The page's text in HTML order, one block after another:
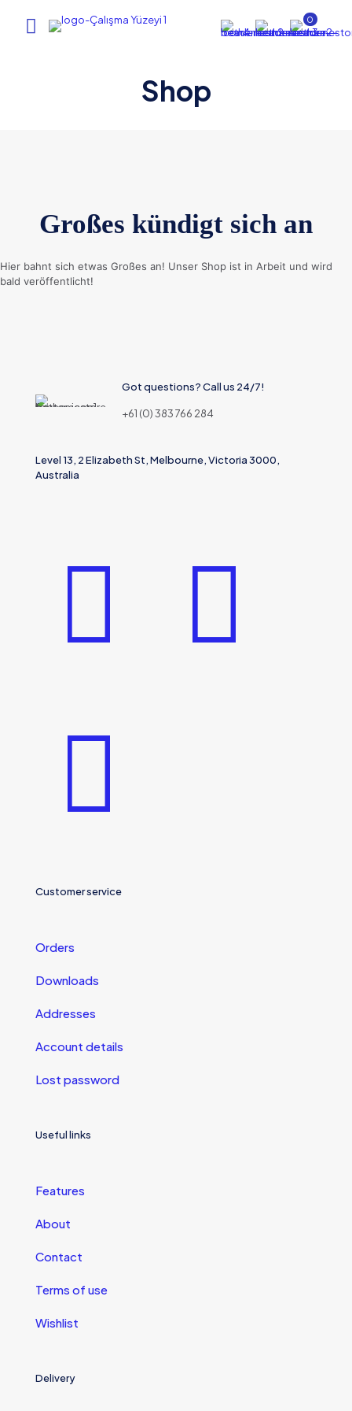
0
Shop
Großes kündigt sich an
Hier bahnt sich etwas Großes an! Unser Shop ist in Arbeit und wird
bald veröffentlicht!
Got questions? Call us 24/7!
+61 (0) 383 766 284
Level 13, 2 Elizabeth St, Melbourne, Victoria 3000,
Australia
Customer service
Orders
Downloads
Addresses
Account details
Lost password
Useful links
Features
About
Contact
Terms of use
Wishlist
Delivery